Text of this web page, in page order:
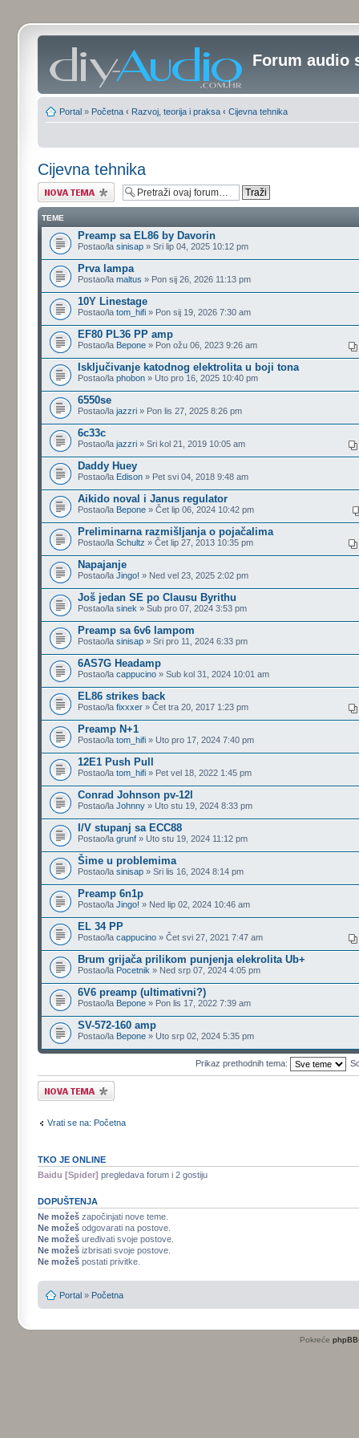
Forum audio
Portal » Početna ‹ Razvoj, teorija i praksa ‹ Cijevna tehnika
Cijevna tehnika
Započni novu temu
TEME
Preamp sa EL86 by Davorin
Postao/la sinisap » Sri lip 04, 2025 10:12 pm
Prva lampa
Postao/la maltus » Pon sij 26, 2026 11:13 pm
10Y Linestage
Postao/la tom_hifi » Pon sij 19, 2026 7:30 am
EF80 PL36 PP amp
Postao/la Bepone » Pon ožu 06, 2023 9:26 am
Isključivanje katodnog elektrolita u boji tona
Postao/la phobon » Uto pro 16, 2025 10:40 pm
6550se
Postao/la jazzri » Pon lis 27, 2025 8:26 pm
6c33c
Postao/la jazzri » Sri kol 21, 2019 10:05 am
Daddy Huey
Postao/la Edison » Pet svi 04, 2018 9:48 am
Aikido noval i Janus regulator
Postao/la Bepone » Čet lip 06, 2024 10:42 pm
Preliminarna razmišljanja o pojačalima
Postao/la Schultz » Čet lip 27, 2013 10:35 pm
Napajanje
Postao/la Jingo! » Ned vel 23, 2025 2:02 pm
Još jedan SE po Clausu Byrithu
Postao/la sinek » Sub pro 07, 2024 3:53 pm
Preamp sa 6v6 lampom
Postao/la sinisap » Sri pro 11, 2024 6:33 pm
6AS7G Headamp
Postao/la cappucino » Sub kol 31, 2024 10:01 am
EL86 strikes back
Postao/la fixxxer » Čet tra 20, 2017 1:23 pm
Preamp N+1
Postao/la tom_hifi » Uto pro 17, 2024 7:40 pm
12E1 Push Pull
Postao/la tom_hifi » Pet vel 18, 2022 1:45 pm
Conrad Johnson pv-12l
Postao/la Johnny » Uto stu 19, 2024 8:33 pm
I/V stupanj sa ECC88
Postao/la grunf » Uto stu 19, 2024 11:12 pm
Šime u problemima
Postao/la sinisap » Sri lis 16, 2024 8:14 pm
Preamp 6n1p
Postao/la Jingo! » Ned lip 02, 2024 10:46 am
EL 34 PP
Postao/la cappucino » Čet svi 27, 2021 7:47 am
Brum grijača prilikom punjenja elekrolita Ub+
Postao/la Pocetnik » Ned srp 07, 2024 4:05 pm
6V6 preamp (ultimativni?)
Postao/la Bepone » Pon lis 17, 2022 7:39 am
SV-572-160 amp
Postao/la Bepone » Uto srp 02, 2024 5:35 pm
Prikaz prethodnih tema:
Započni novu temu
Vrati se na: Početna
TKO JE ONLINE
Baidu [Spider] pregledava forum i 2 gostiju
DOPUŠTENJA
Ne možeš započinjati nove teme.
Ne možeš odgovarati na postove.
Ne možeš uređivati svoje postove.
Ne možeš izbrisati svoje postove.
Ne možeš postati privitke.
Portal » Početna
Pokreće phpBB